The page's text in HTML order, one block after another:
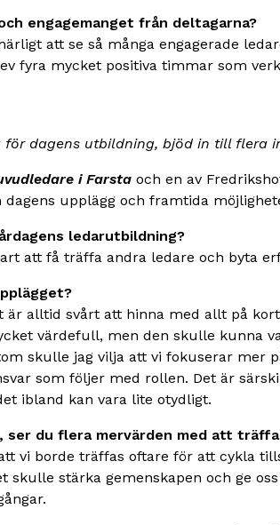
engagemanget från deltagarna?
att se så många engagerade
fyra mycket positiva timmar som
för dagens utbildning, bjöd in till flera
i Farsta och en av
upplägg och framtida
ledarutbildning?
att få träffa andra ledare och byta
är alltid svårt att hinna med allt på
värdefull, men den skulle kunna
skulle jag vilja att vi fokuserar mer
som följer med rollen. Det är
ibland kan vara lite otydligt.
ser du flera mervärden med att träffa
vi borde träffas oftare för att cykla
skulle stärka gemenskapen och ge